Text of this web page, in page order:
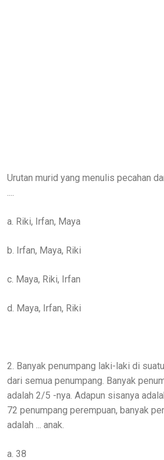
Urutan murid yang menulis pecahan
a. Riki, Irfan, Maya
b. Irfan, Maya, Riki
c. Maya, Riki, Irfan
d. Maya, Irfan, Riki
2. Banyak penumpang laki-laki di
dari semua penumpang. Banyak
adalah 2/5 -nya. Adapun sisanya
72 penumpang perempuan, banyak
adalah ... anak.
a. 38